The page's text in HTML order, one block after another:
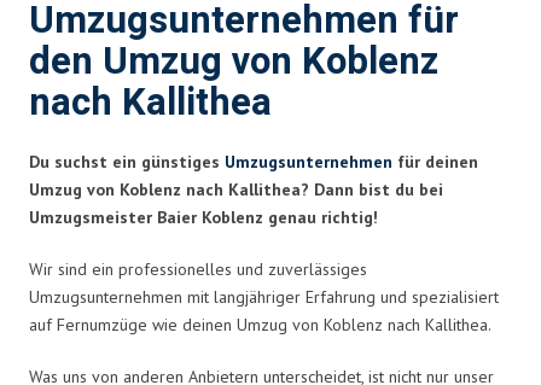
Umzugsunternehmen für
den Umzug von Koblenz
nach Kallithea
Du suchst ein günstiges Umzugsunternehmen für deinen
Umzug von Koblenz nach Kallithea? Dann bist du bei
Umzugsmeister Baier Koblenz genau richtig!
Wir sind ein professionelles und zuverlässiges
Umzugsunternehmen mit langjähriger Erfahrung und spezialisiert
auf Fernumzüge wie deinen Umzug von Koblenz nach Kallithea.
Was uns von anderen Anbietern unterscheidet, ist nicht nur unser